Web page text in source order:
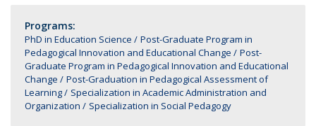
Programs:
PhD in Education Science
Post-Graduate Program in
Pedagogical Innovation and Educational Change
Post-
Graduate Program in Pedagogical Innovation and Educational
Change
Post-Graduation in Pedagogical Assessment of
Learning
Specialization in Academic Administration and
Organization
Specialization in Social Pedagogy